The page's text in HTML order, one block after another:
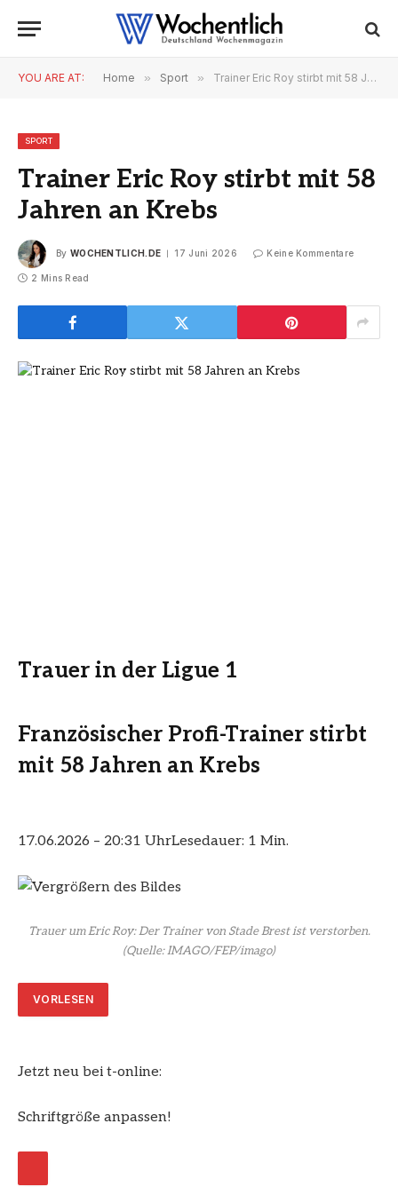
YOU ARE AT: Home » Sport » Trainer Eric Roy stirbt mit 58 Jahren an Krebs
SPORT
Trainer Eric Roy stirbt mit 58
Jahren an Krebs
By WOCHENTLICH.DE 17 Juni 2026 Keine Kommentare
2 Mins Read
Trauer in der Ligue 1
Französischer Profi-Trainer stirbt
mit 58 Jahren an Krebs
17.06.2026 – 20:31 UhrLesedauer: 1 Min.
Trauer um Eric Roy: Der Trainer von Stade Brest ist verstorben.
(Quelle: IMAGO/FEP/imago)
VORLESEN
Jetzt neu bei t-online:
Schriftgröße anpassen!